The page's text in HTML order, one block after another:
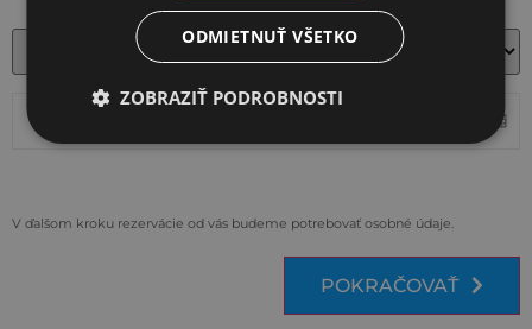
V ďalšom kroku rezervácie od vás budeme potrebovať osobné údaje.
POKRAČOVAŤ
ODMIETNUŤ VŠETKO
ZOBRAZIŤ PODROBNOSTI